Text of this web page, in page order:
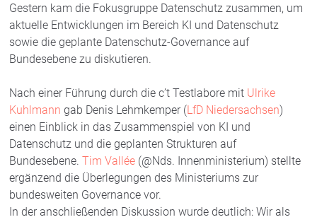
Gestern kam die Fokusgruppe Datenschutz zusammen, um
aktuelle Entwicklungen im Bereich KI und Datenschutz
sowie die geplante Datenschutz-Governance auf
Bundesebene zu diskutieren.
Nach einer Führung durch die c’t Testlabore mit Ulrike
Kuhlmann gab Denis Lehmkemper (LfD Niedersachsen)
einen Einblick in das Zusammenspiel von KI und
Datenschutz und die geplanten Strukturen auf
Bundesebene.Tim Vallée (@Nds. Innenministerium) stellte
ergänzend die Überlegungen des Ministeriums zur
bundesweiten Governance vor.
In der anschließenden Diskussion wurde deutlich: Wir als